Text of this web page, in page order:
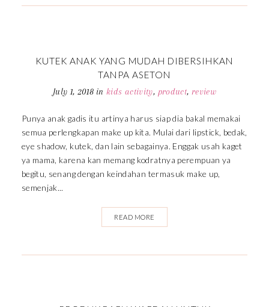
KUTEK ANAK YANG MUDAH DIBERSIHKAN
TANPA ASETON
July 1, 2018 in kids activity, product, review
Punya anak gadis itu artinya harus siap dia bakal memakai
semua perlengkapan make up kita. Mulai dari lipstick, bedak,
eye shadow, kutek, dan lain sebagainya. Enggak usah kaget
ya mama, karena kan memang kodratnya perempuan ya
begitu, senang dengan keindahan termasuk make up,
semenjak...
READ MORE